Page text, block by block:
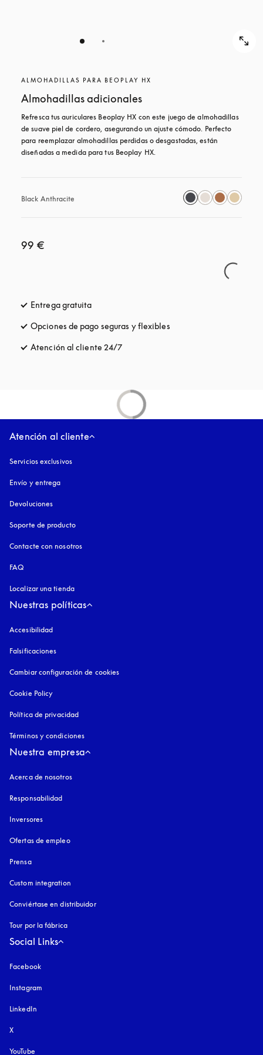
ALMOHADILLAS PARA BEOPLAY HX
Almohadillas adicionales
Refresca tus auriculares Beoplay HX con este juego de almohadillas
de suave piel de cordero, asegurando un ajuste cómodo. Perfecto
para reemplazar almohadillas perdidas o desgastadas, están
diseñadas a medida para tus Beoplay HX.
Black Anthracite
99 €
Entrega gratuita
Opciones de pago seguras y flexibles
Atención al cliente 24/7
Atención al cliente
Servicios exclusivos
Envío y entrega
Devoluciones
Soporte de producto
Contacte con nosotros
FAQ
Localizar una tienda
Nuestras políticas
Accesibilidad
Falsificaciones
Cambiar configuración de cookies
Cookie Policy
Política de privacidad
Términos y condiciones
Nuestra empresa
Acerca de nosotros
Responsabilidad
Inversores
Ofertas de empleo
Prensa
Custom integration
Conviértase en distribuidor
Tour por la fábrica
Social Links
Facebook
Instagram
LinkedIn
X
YouTube